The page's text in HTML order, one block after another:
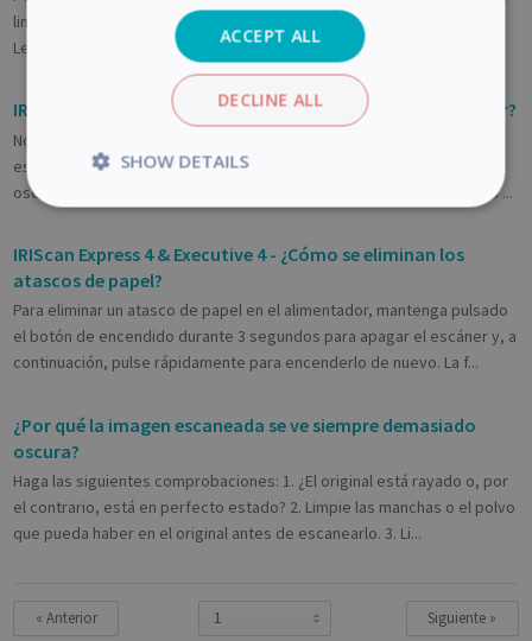
limpio? 2. Elimine cualquier resto del original antes de escanearlo. 3.
Levante la cubierta superior y limpie los rodillos y e...
IRIScan Express 4 & Executive 4 - ¿Cómo se calibra el escáner?
Nota importante: Realice la calibración del escáner solo si la imagen
escaneada se muestra borrosa, si el color es anómalo (p. ej. más
oscuro de lo normal), si se han escaneado más de 8000 documentos ...
IRIScan Express 4 & Executive 4 - ¿Cómo se eliminan los
atascos de papel?
Para eliminar un atasco de papel en el alimentador, mantenga pulsado
el botón de encendido durante 3 segundos para apagar el escáner y, a
continuación, pulse rápidamente para encenderlo de nuevo. La f...
¿Por qué la imagen escaneada se ve siempre demasiado
oscura?
Haga las siguientes comprobaciones: 1. ¿El original está rayado o, por
el contrario, está en perfecto estado? 2. Limpie las manchas o el polvo
que pueda haber en el original antes de escanearlo. 3. Li...
« Anterior Siguiente »
ACCEPT ALL
DECLINE ALL
SHOW DETAILS
Strictly
Performance
Targeting Functionality Analytics
Targeting
Functionality Analytics
Strictly necessary cookies allow core website
Provider / Domain